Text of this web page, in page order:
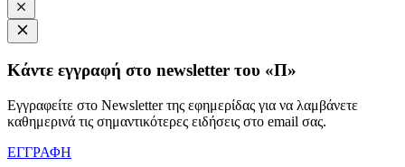
Κάντε εγγραφή στο newsletter του «Π»
Εγγραφείτε στο Newsletter της εφημερίδας για να λαμβάνετε
καθημερινά τις σημαντικότερες ειδήσεις στο email σας.
ΕΓΓΡΑΦΗ